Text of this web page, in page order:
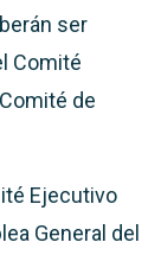
ser
Comité
de
Ejecutivo
General del